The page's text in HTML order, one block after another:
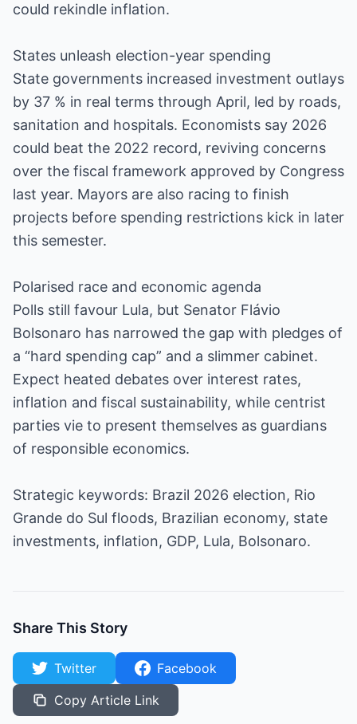
could rekindle inflation.
States unleash election-year spending
State governments increased investment outlays
by 37 % in real terms through April, led by roads,
sanitation and hospitals. Economists say 2026
could beat the 2022 record, reviving concerns
over the fiscal framework approved by Congress
last year. Mayors are also racing to finish
projects before spending restrictions kick in later
this semester.
Polarised race and economic agenda
Polls still favour Lula, but Senator Flávio
Bolsonaro has narrowed the gap with pledges of
a “hard spending cap” and a slimmer cabinet.
Expect heated debates over interest rates,
inflation and fiscal sustainability, while centrist
parties vie to present themselves as guardians
of responsible economics.
Strategic keywords: Brazil 2026 election, Rio
Grande do Sul floods, Brazilian economy, state
investments, inflation, GDP, Lula, Bolsonaro.
Share This Story
Twitter
Facebook
Copy Article Link